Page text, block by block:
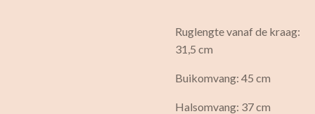
Ruglengte vanaf de kraag:
31,5 cm
Buikomvang: 45 cm
Halsomvang: 37 cm